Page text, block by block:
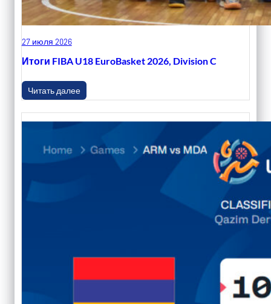
27 июля 2026
Итоги FIBA U18 EuroBasket 2026, Division C
Читать далее